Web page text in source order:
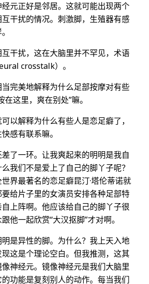
元正好是邻居。这就可能出现两个
干扰的情况。刺激脚，生殖器有感
干扰，这在大脑里并不罕见，术语
crosstalk）。
完美地解释为什么足部按摩对有些
这里，爽在别处”嘛。
以解释为什么有些人是恋足癖了，
感有联系嘛。
了一环。让我爽起来的明明是我自
我们不是爱上了自己的脚丫子呢？
界最著名的恋足癖昆汀·塔伦蒂诺就
给片子里的女演员安排各种足部特
上阵啊。他应该给自己的脚丫子很
他一起欣赏“大汉抠脚”才对啊。
是异性的脚。为什么？我上天入地
这是个理论空白。但我推测，这其
神经元。镜像神经元是我们大脑里
功能是复刻别人的动作。每当我们